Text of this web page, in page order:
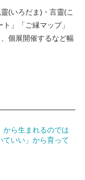
(いろだま)・言靈(こ
」「ご縁マップ」
個展開催するなど幅
から生まれるのでは
ていい」から育って